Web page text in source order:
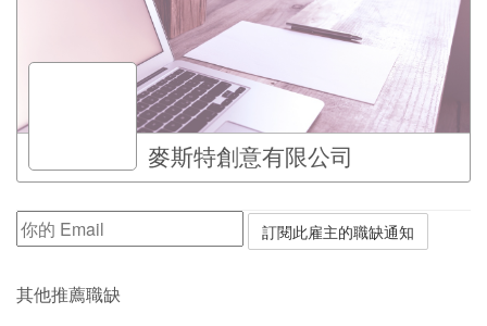
麥斯特創意有限公司
其他推薦職缺